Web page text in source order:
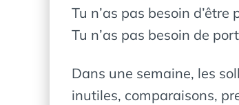
Tu n’as pas besoin d’être
Tu n’as pas besoin de
Dans une semaine, les
inutiles, comparaisons,